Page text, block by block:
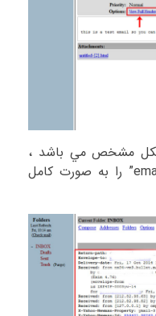
مشخص مي باشد ،
شما مي توانيد متن “email headers” را به صورت كامل